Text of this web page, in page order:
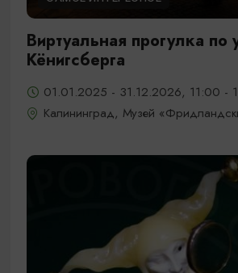
Виртуальная прогулка по
Кёнигсберга
01.01.2025 - 31.12.2026, 11:00 -
Калининград, Музей